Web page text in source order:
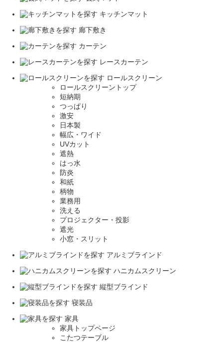
キッチンマット
廊下敷き
カーテン
レースカーテン
ロールスクリーン
ロールスクリーントップ
短納期
つっぱり
激安
日本製
幅広・ワイド
UVカット
遮熱
はっ水
防炎
和紙
柄物
業務用
洗える
プロジェクター・投影
遮光
小窓・スリット
アルミブラインド
ハニカムスクリーン
縦型ブラインド
寝装品
家具
家具トップページ
こたつテーブル